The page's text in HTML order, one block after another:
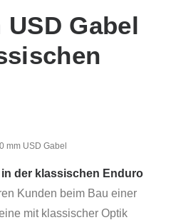
USD Gabel
mm USD Gabel
in der klassischen Enduro
Kunden beim Bau einer
mit klassischer Optik